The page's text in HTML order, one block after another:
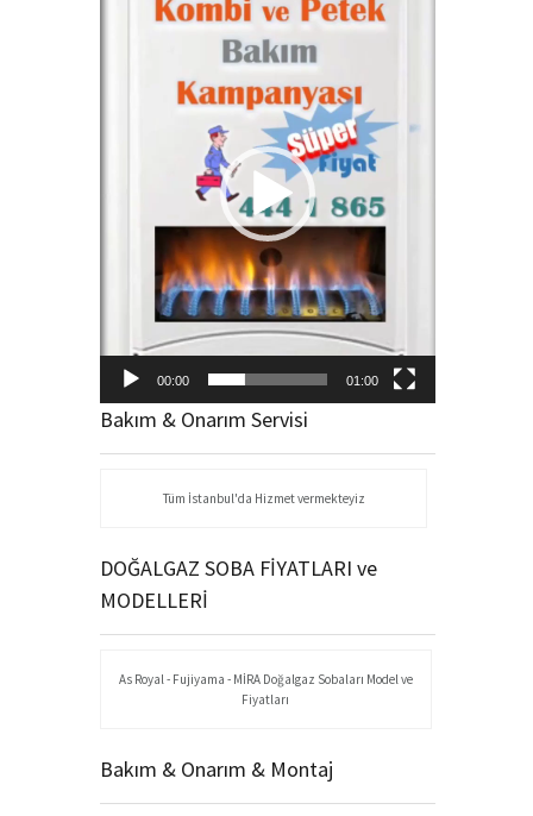
oynatıcı
00:00 01:00
Bakım & Onarım Servisi
Tüm İstanbul'da Hizmet vermekteyiz
DOĞALGAZ SOBA FİYATLARI ve
MODELLERİ
As Royal - Fujiyama - MİRA Doğalgaz Sobaları Model ve
Fiyatları
Bakım & Onarım & Montaj